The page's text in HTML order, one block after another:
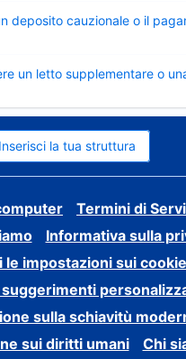
deposito cauzionale o il
un letto supplementare o
Inserisci la tua struttura
Termini di
Informativa sulla
le impostazioni sui cookie
sulla schiavitù
sui diritti umani
Chi